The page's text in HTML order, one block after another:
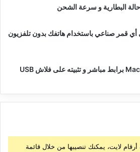
أي قمر صناعي باستخدام هاتفك بدون تلفزيون
تحميل نسخة MacOS Sierra برابط مباشر و تثبيته على فلاش USB
لايت، يمكنك تنصيبها من خلال قائمة